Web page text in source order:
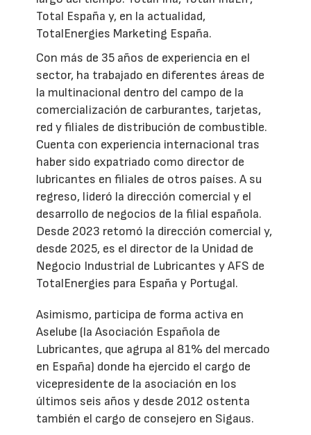
Total España y, en la actualidad,
TotalEnergies Marketing España.
Con más de 35 años de experiencia en el
sector, ha trabajado en diferentes áreas de
la multinacional dentro del campo de la
comercialización de carburantes, tarjetas,
red y filiales de distribución de combustible.
Cuenta con experiencia internacional tras
haber sido expatriado como director de
lubricantes en filiales de otros países. A su
regreso, lideró la dirección comercial y el
desarrollo de negocios de la filial española.
Desde 2023 retomó la dirección comercial y,
desde 2025, es el director de la Unidad de
Negocio Industrial de Lubricantes y AFS de
TotalEnergies para España y Portugal.
Asimismo, participa de forma activa en
Aselube (la Asociación Española de
Lubricantes, que agrupa al 81% del mercado
en España) donde ha ejercido el cargo de
vicepresidente de la asociación en los
últimos seis años y desde 2012 ostenta
también el cargo de consejero en Sigaus.